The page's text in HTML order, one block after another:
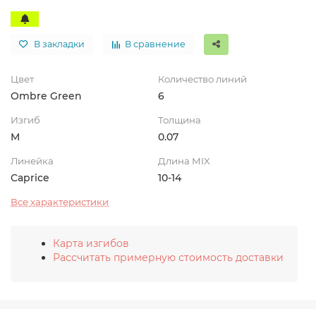
В закладки В сравнение
Цвет
Ombre Green
Количество линий
6
Изгиб
M
Толщина
0.07
Линейка
Caprice
Длина MIX
10-14
Все характеристики
Карта изгибов
Рассчитать примерную стоимость доставки